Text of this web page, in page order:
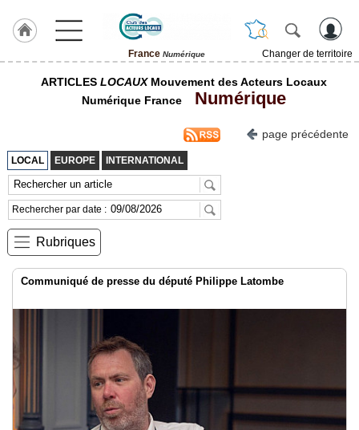
France Numérique
Changer de territoire
HULCOQ
Pour
QUI,
Pourquoi
Le
concept
Nos
Objectifs
Actualités
Articles
Vidéos
Rubriques
ARTICLES LOCAUXMouvement des Acteurs Locaux
Numérique France
Numérique
page précédente
LOCAL EUROPE INTERNATIONAL
Rechercher par date :
Rubriques
Communiqué de presse du député Philippe Latombe